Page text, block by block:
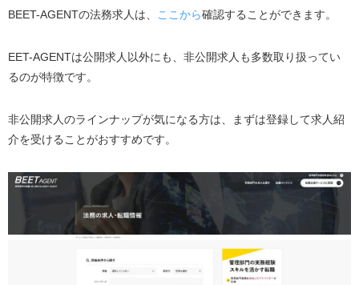
BEET-AGENTの法務求人は、 ここから確認することができます。
EET-AGENTは公開求人以外にも、非公開求人も多数取り扱ってい
るのが特徴です。
非公開求人のラインナップが気になる方は、まずは登録して求人紹
介を受けることがおすすめです。